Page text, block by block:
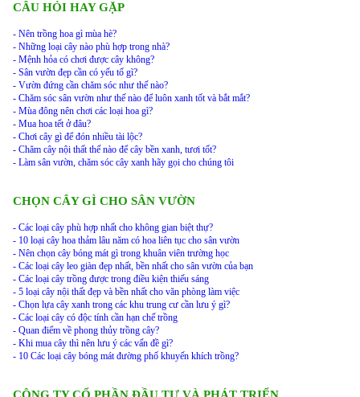
CÂU HỎI HAY GẶP
- Nên trồng hoa gì mùa hè?
- Những loại cây nào phù hợp trong nhà?
- Mệnh hỏa có chơi được cây không?
- Sân vườn đẹp cần có yếu tố gì?
- Vườn đứng cần chăm sóc như thế nào?
- Chăm sóc sân vườn như thế nào để luôn xanh tốt và bắt mắt?
- Mùa đông nên chơi các loại hoa gì?
- Mua hoa tết ở đâu?
- Chơi cây gì để đón nhiều tài lộc?
- Chăm cây nội thất thế nào để cây bền xanh, tươi tốt?
- Làm sân vườn, chăm sóc cây xanh hãy gọi cho chúng tôi
CHỌN CÂY GÌ CHO SÂN VƯỜN
- Các loại cây phù hợp nhất cho không gian biệt thự?
- 10 loại cây hoa thảm lâu năm có hoa liên tục cho sân vườn
- Nên chọn cây bóng mát gì trong khuân viên trường học
- Các loại cây leo giàn đẹp nhất, bền nhất cho sân vườn của bạn
- Các loại cây trồng được trong điều kiện thiếu sáng
- 5 loại cây nội thất đẹp và bền nhất cho văn phòng làm việc
- Chọn lựa cây xanh trong các khu trung cư cần lưu ý gì?
- Các loại cây có độc tính cần hạn chế trồng
- Quan điểm về phong thủy trồng cây?
- Khi mua cây thì nên lưu ý các vấn đề gì?
- 10 Các loại cây bóng mát đường phố khuyến khích trồng?